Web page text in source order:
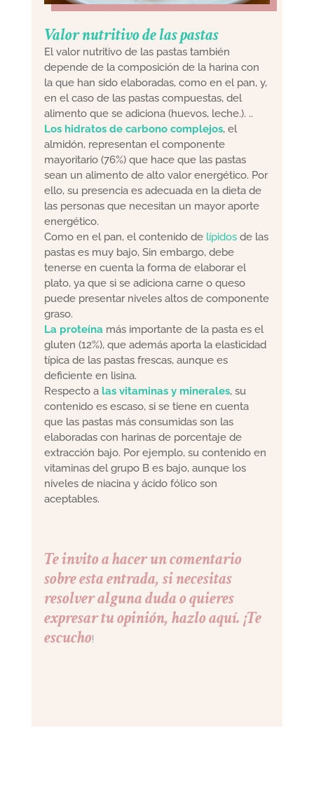
Valor nutritivo de las pastas
El valor nutritivo de las pastas también
depende de la composición de la harina con
la que han sido elaboradas, como en el pan, y,
en el caso de las pastas compuestas, del
alimento que se adiciona (huevos, leche.). ..
Los hidratos de carbono complejos, el
almidón, representan el componente
mayoritario (76%) que hace que las pastas
sean un alimento de alto valor energético. Por
ello, su presencia es adecuada en la dieta de
las personas que necesitan un mayor aporte
energético.
Como en el pan, el contenido de lípidosde las
pastas es muy bajo, Sin embargo, debe
tenerse en cuenta la forma de elaborar el
plato, ya que si se adiciona carne o queso
puede presentar niveles altos de componente
graso.
La proteína más importante de la pasta es el
gluten (12%), que además aporta la elasticidad
típica de las pastas frescas, aunque es
deficiente en lisina.
Respecto alas vitaminas y minerales, su
contenido es escaso, si se tiene en cuenta
que las pastas más consumidas son las
elaboradas con harinas de porcentaje de
extracción bajo. Por ejemplo, su contenido en
vitaminas del grupo B es bajo, aunque los
niveles de niacina y ácido fólico son
aceptables.
Te invito a hacer un comentario
sobre esta entrada, si necesitas
resolver alguna duda o quieres
expresar tu opinión, hazlo aquí. ¡Te
escucho!